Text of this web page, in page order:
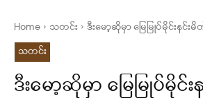
Home သတင်း
ဒီးမော့ဆိုမှာ မြေမြုပ်မိုင်းနင်
သတင်း
ဒီးမော့ဆိုမှာ မြေမြုပ်မိုင်း